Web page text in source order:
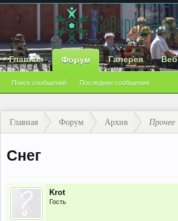
Главная Форум
Поиск сообщений Последние сообщения
Галерея
Главная Форум Архив Прочее
Снег
Krot
Гость